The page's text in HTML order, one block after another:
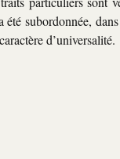
été subordonnée,
d’universalité.